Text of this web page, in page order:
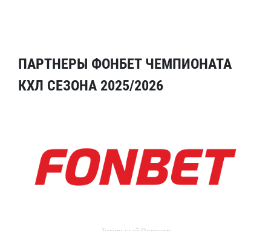
ПАРТНЕРЫ ФОНБЕТ ЧЕМПИОНАТА
КХЛ СЕЗОНА 2025/2026